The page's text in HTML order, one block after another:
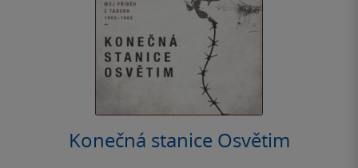
Konečná stanice Osvětim